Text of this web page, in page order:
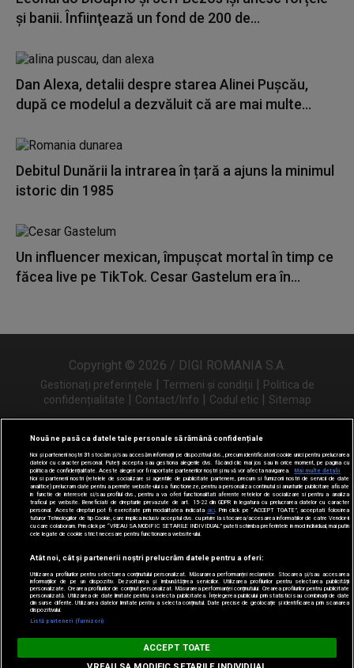
Digi FM
digifm.ro
DESCARCĂ
și banii. Înfiinţează un fond de 200 de...
Dan Alexa, detalii despre starea Alinei Pușcău,
după ce modelul a dezvăluit că are mai multe...
Debitul Dunării la intrarea în țară a ajuns la minimul
istoric din 1985
Un influencer mexican, împușcat mortal în timp ce
făcea live pe TikTok. Cesar Gastelum era în...
Copyright © 2026 / DIGI ROMANIA S.A.
Gestionați preferințele | Termeni și condiții | Politica de
confidențialitate | Contact/Info | Codul etic | Sitemap
Urmărește-ne și pe
Nouă ne pasă ca datele tale personale să rămână confidențiale
Noi și partenerii noștri31 stocăm și/sau accesăm informații pe dispozitivul dvs., precum identificatorii cookie unici pentru prelucrarea
datelor cu caracter personal. Puteți accepta sau gestiona alegerile dvs. făcând clic mai jos sau în orice moment, pe pagina cu
politica de confidențialitate. Aceste alegeri vor fi raportate partenerilor noștri și nu vă vor afecta navigarea.
Mai multe detalii
Noi si partenerii nostri (retelele de socializare si agentiile de publicitate partenere, precum si furnizorii nostri de servicii de date
analitice) prelucram date pentru a permite website-ului sa functioneze, pentru a personaliza continutul si anunturile publicitare afisate
in functie de interesele si/sau profilul dvs., pentru a va oferi functionalitati aferente retelelor de socializare si pentru a analiza
traficul pe website. Beneficiati de drepturile prevazute de art. 15-22 din GDPR in legatura cu prelucrarea datelor cu caracter
personal. Aceste drepturi pot fi exercitate prin modalitatea indicata aici. Prin click pe “ACCEPT TOATE”, acceptati folosirea
tuturor Tehnologiilor de tip Cookie, care implica inclusiv acceptul dvs. cu privire la stocarea/accesarea informatiilor de catre Vendor-ii
cu care colaboram. Prin click pe “VREAU SA MODIFIC SETARILE INDIVIDUAL” puteti schimba preferintele in mod individual, mai putin
cele legate de cookie strict necesare pentru functionarea website-ului.
Atât noi, cât și partenerii noștri prelucrăm datele pentru a oferi:
Utilizarea profilurilor pentru selectarea conținutului personalizat. Măsurarea performanței reclamelor. Stocarea și/sau accesarea
informațiilor de pe un dispozitiv. Dezvoltarea și îmbunătățirea serviciilor. Utilizarea profilurilor pentru selectarea publicității
personalizate. Crearea profilurilor de conținut personalizat. Măsurarea performanței conținutului. Crearea profilurilor pentru publicitate
personalizată. Utilizarea de date limitate pentru a selecta publicitatea. Înțelegerea publicului prin statistici sau combinații de date
din surse diferite. Utilizarea datelor limitate pentru a selecta conținutul. Date precise de geolocație și identificarea prin scanarea
dispozitivului.
Listă parteneri (furnizori)
ACCEPT TOATE